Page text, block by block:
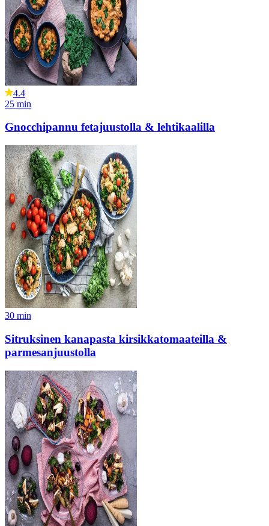
4.4
25 min
Gnocchipannu fetajuustolla & lehtikaalilla
30 min
Sitruksinen kanapasta kirsikkatomaateilla &
parmesanjuustolla